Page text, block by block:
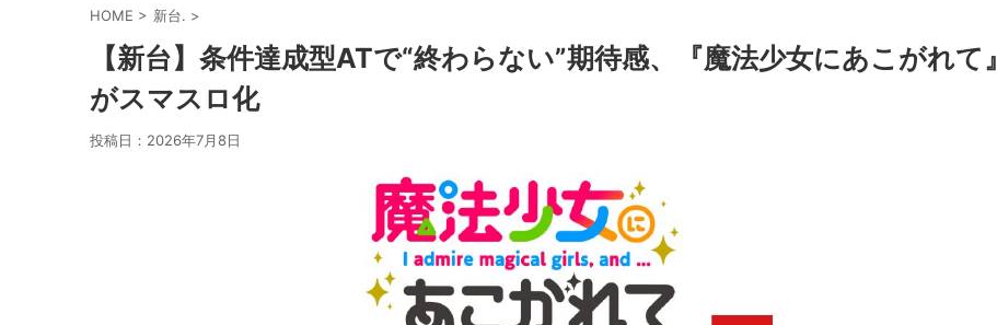
HOME > 新台. >
【新台】条件達成型ATで“終わらない”期待感、『魔法少女にあこがれて』
がスマスロ化
投稿日： 2026年7月8日